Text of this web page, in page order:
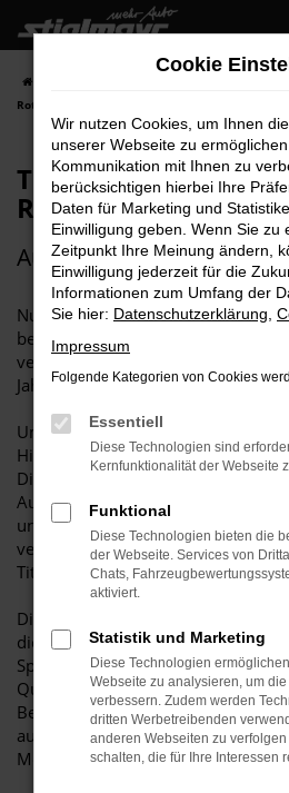
Zum
Hauptinhalt
springen
Rothsee
Top-Service auch
Rothsee
Audi Top Service Partner
Nur die 100 besten Audi-Betriebe
bekommen die Auszeichnung „Audi
verliehen. Für diese Auszeichnung
Jahr aufs Neue qualifizieren.
Umso stolzer sind wir, dass unser
Hilpoltstein es auch dieses Jahr
Die Betonung liegt auf "wieder",
Auszeichnung vor 17 Jahren ins
unser Autohaus Rothsee fast immer
vertreten. Und dass, obwohl es
Titel zu erlangen.
Die Audi AG zeichnet nur die
die für alle ihre Kundinnen und
Spitzenleistung im Service
Qualität und Kompetenz keine
Bewertung berücksichtigt dabei
auch insbesondere Kriterien der
Messung der Kundenzufriedenheit.
Cookie
Wir nutzen Cookies, um Ihnen
unserer Webseite zu
Kommunikation mit Ihnen zu
berücksichtigen hierbei Ihre
Daten für Marketing und
Einwilligung geben. Wenn Sie zu
Zeitpunkt Ihre Meinung ändern,
Einwilligung jederzeit für die
Informationen zum Umfang der
Sie hier: Datenschutzerklärung
Impressum
Folgende Kategorien von Cookies
Essentiell
Diese Technologien sind
Kernfunktionalität der Webseite
Funktional
Diese Technologien bieten die
der Webseite. Services von
Chats,
aktiviert.
Statistik und Marketing
Diese Technologien
Webseite zu analysieren, um
verbessern. Zudem werden
dritten Werbetreibenden
anderen Webseiten zu
schalten, die für Ihre Interessen